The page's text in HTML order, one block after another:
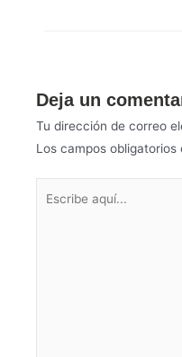
Deja un
Tu dirección de correo
Los campos